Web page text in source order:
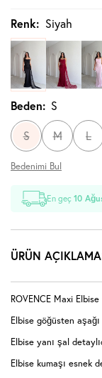
Renk: Siyah
Beden: S
S M L
Bedenimi Bul
En geç10
ÜRÜN
ROVENCE Maxi Elbise
Elbise göğüsten
Elbise yanı şal
Elbise kumaşı esnek